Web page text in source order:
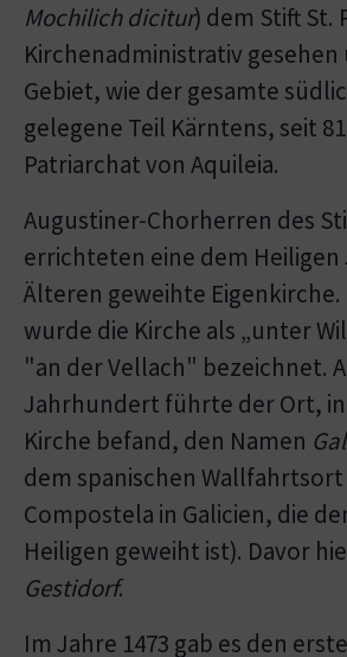
Mochilich dicitur) dem Stift St.
Kirchenadministrativ
Gebiet, wie der gesamte
gelegene Teil Kärntens, seit
Patriarchat von Aquileia.
Augustiner-Chorherren des
errichteten eine dem Heiligen
Älteren geweihte
wurde die Kirche als „unter
"an der Vellach" bezeichnet.
Jahrhundert führte der Ort, in
Kirche befand, den Namen
dem spanischen
Compostela in Galicien, die
Heiligen geweiht ist). Davor
Gestidorf.
Im Jahre 1473 gab es den